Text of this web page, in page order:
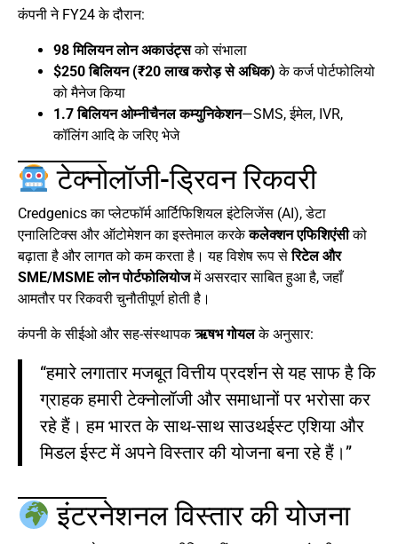
कंपनी ने FY24 के दौरान:
98 मिलियन लोन अकाउंट्सको संभाला
$250 बिलियन (₹20 लाख करोड़ से अधिक) के कर्ज पोर्टफोलियो
को मैनेज किया
1.7 बिलियन ओम्नीचैनल कम्युनिकेशन—SMS, ईमेल, IVR,
कॉलिंग आदि के जरिए भेजे
टेक्नोलॉजी-ड्रिवन रिकवरी
Credgenics का प्लेटफॉर्म आर्टिफिशियल इंटेलिजेंस (AI), डेटा
एनालिटिक्स और ऑटोमेशन का इस्तेमाल करकेकलेक्शन एफिशिएंसीको
बढ़ाता है और लागत को कम करता है। यह विशेष रूप सेरिटेल और
SME/MSME लोन पोर्टफोलियोजमें असरदार साबित हुआ है, जहाँ
आमतौर पर रिकवरी चुनौतीपूर्ण होती है।
कंपनी के सीईओ और सह-संस्थापकऋषभ गोयलके अनुसार:
“हमारे लगातार मजबूत वित्तीय प्रदर्शन से यह साफ है कि
ग्राहक हमारी टेक्नोलॉजी और समाधानों पर भरोसा कर
रहे हैं। हम भारत के साथ-साथ साउथईस्ट एशिया और
मिडल ईस्ट में अपने विस्तार की योजना बना रहे हैं।”
इंटरनेशनल विस्तार की योजना